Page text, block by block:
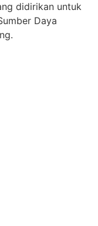
didirikan untuk
Daya